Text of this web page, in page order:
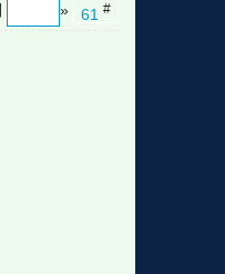
61 #
»